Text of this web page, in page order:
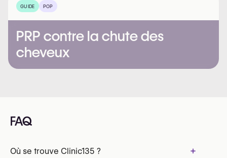
GUIDE POP
PRP contre la chute des
cheveux
FAQ
Où se trouve Clinic135 ? +